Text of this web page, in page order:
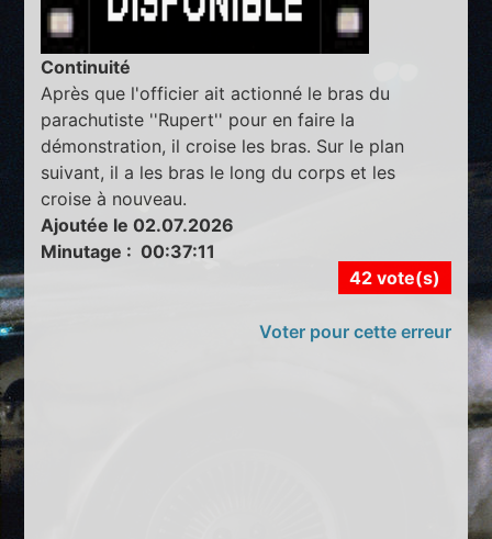
Continuité
Après que l'officier ait actionné le bras du
parachutiste ''Rupert'' pour en faire la
démonstration, il croise les bras. Sur le plan
suivant, il a les bras le long du corps et les
croise à nouveau.
Ajoutée le 02.07.2026
Minutage : 00:37:11
42 vote(s)
Voter pour cette erreur